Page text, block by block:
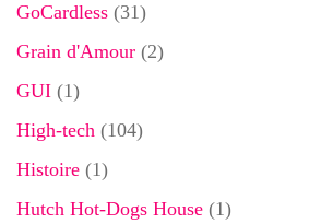
GoCardless (31)
Grain d'Amour (2)
GUI (1)
High-tech (104)
Histoire (1)
Hutch Hot-Dogs House (1)